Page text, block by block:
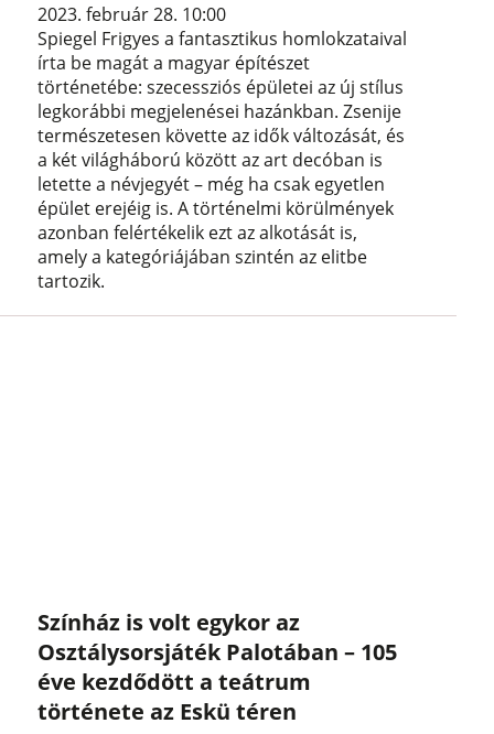
2023. február 28. 10:00
Spiegel Frigyes a fantasztikus homlokzataival
írta be magát a magyar építészet
történetébe: szecessziós épületei az új stílus
legkorábbi megjelenései hazánkban. Zsenije
természetesen követte az idők változását, és
a két világháború között az art decóban is
letette a névjegyét – még ha csak egyetlen
épület erejéig is. A történelmi körülmények
azonban felértékelik ezt az alkotását is,
amely a kategóriájában szintén az elitbe
tartozik.
Színház is volt egykor az
Osztálysorsjáték Palotában – 105
éve kezdődött a teátrum
története az Eskü téren